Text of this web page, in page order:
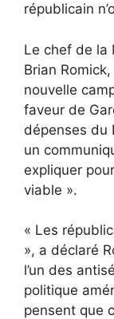
républicain
Le chef de la
Brian
nouvelle
faveur de
dépenses du
un
expliquer
viable ».
« Les
», a déclaré
l’un des
politique
pensent que